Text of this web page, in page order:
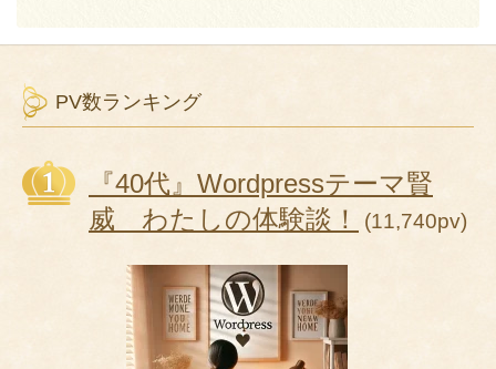
PV数ランキング
『40代』Wordpressテーマ賢
威 わたしの体験談！
(11,740pv)